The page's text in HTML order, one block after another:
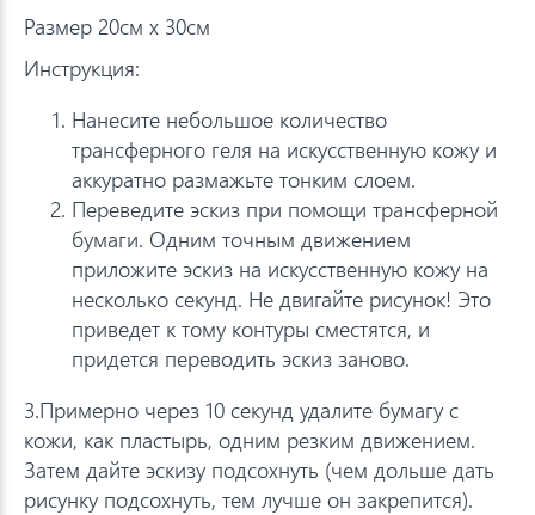
Размер 20см х 30см
Инструкция:
Нанесите небольшое количество
трансферного геля на искусственную кожу и
аккуратно размажьте тонким слоем.
Переведите эскиз при помощи трансферной
бумаги. Одним точным движением
приложите эскиз на искусственную кожу на
несколько секунд. Не двигайте рисунок! Это
приведет к тому контуры сместятся, и
придется переводить эскиз заново.
3.Примерно через 10 секунд удалите бумагу с
кожи, как пластырь, одним резким движением.
Затем дайте эскизу подсохнуть (чем дольше дать
рисунку подсохнуть, тем лучше он закрепится).